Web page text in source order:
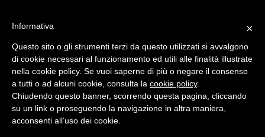
×
Informativa
Questo sito o gli strumenti terzi da questo utilizzati si avvalgono
di cookie necessari al funzionamento ed utili alle finalità illustrate
nella cookie policy. Se vuoi saperne di più o negare il consenso
a tutti o ad alcuni cookie, consulta la cookie policy.
Chiudendo questo banner, scorrendo questa pagina, cliccando
su un link o proseguendo la navigazione in altra maniera,
acconsenti all’uso dei cookie.